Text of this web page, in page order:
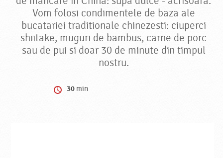
Vom folosi condimentele de baza ale
bucatariei traditionale chinezesti: ciuperci
shiitake, muguri de bambus, carne de porc
sau de pui si doar 30 de minute din timpul
nostru.
30min